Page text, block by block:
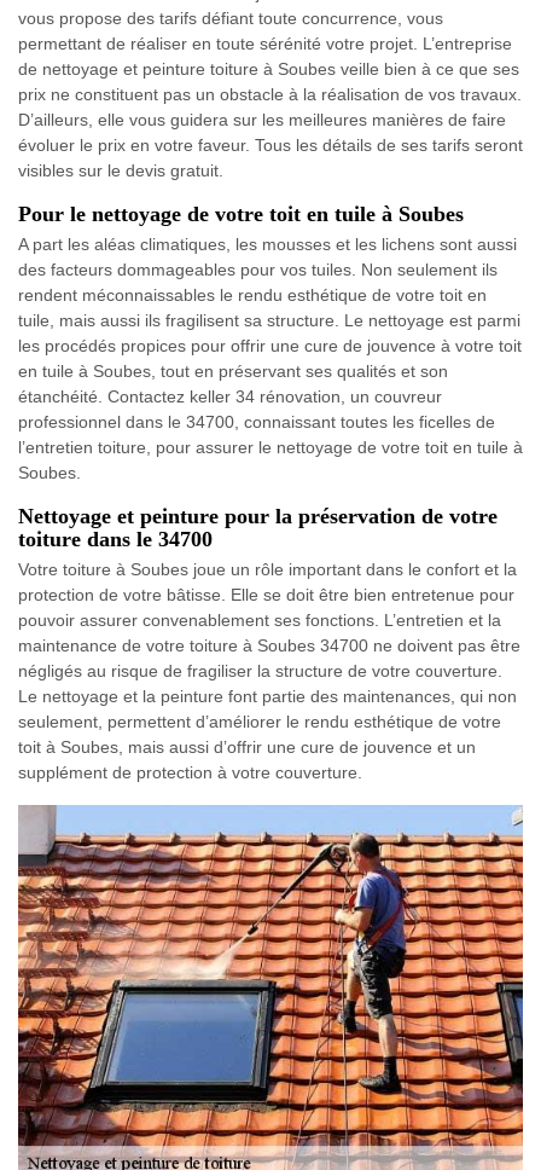
vous propose des tarifs défiant toute concurrence, vous
permettant de réaliser en toute sérénité votre projet. L’entreprise
de nettoyage et peinture toiture à Soubes veille bien à ce que ses
prix ne constituent pas un obstacle à la réalisation de vos travaux.
D’ailleurs, elle vous guidera sur les meilleures manières de faire
évoluer le prix en votre faveur. Tous les détails de ses tarifs seront
visibles sur le devis gratuit.
Pour le nettoyage de votre toit en tuile à Soubes
A part les aléas climatiques, les mousses et les lichens sont aussi
des facteurs dommageables pour vos tuiles. Non seulement ils
rendent méconnaissables le rendu esthétique de votre toit en
tuile, mais aussi ils fragilisent sa structure. Le nettoyage est parmi
les procédés propices pour offrir une cure de jouvence à votre toit
en tuile à Soubes, tout en préservant ses qualités et son
étanchéité. Contactez keller 34 rénovation, un couvreur
professionnel dans le 34700, connaissant toutes les ficelles de
l’entretien toiture, pour assurer le nettoyage de votre toit en tuile à
Soubes.
Nettoyage et peinture pour la préservation de votre
toiture dans le 34700
Votre toiture à Soubes joue un rôle important dans le confort et la
protection de votre bâtisse. Elle se doit être bien entretenue pour
pouvoir assurer convenablement ses fonctions. L’entretien et la
maintenance de votre toiture à Soubes 34700 ne doivent pas être
négligés au risque de fragiliser la structure de votre couverture.
Le nettoyage et la peinture font partie des maintenances, qui non
seulement, permettent d’améliorer le rendu esthétique de votre
toit à Soubes, mais aussi d’offrir une cure de jouvence et un
supplément de protection à votre couverture.